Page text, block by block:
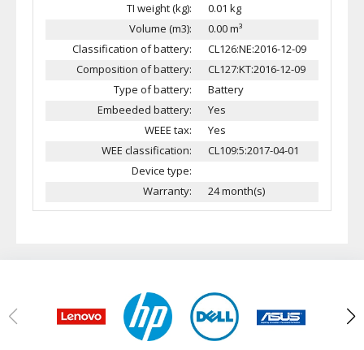
TI weight (kg):
0.01 kg
Volume (m3):
0.00 m³
Classification of battery:
CL126:NE:2016-12-09
Composition of battery:
CL127:KT:2016-12-09
Type of battery:
Battery
Embeeded battery:
Yes
WEEE tax:
Yes
WEE classification:
CL109:5:2017-04-01
Device type:
Warranty:
24 month(s)